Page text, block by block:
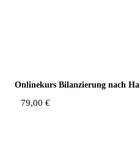
Online­kurs Bilan­zie­rung nach
79,00 €